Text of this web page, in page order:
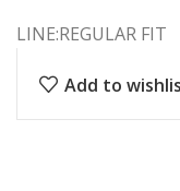
LINE:REGULAR FIT
Add to